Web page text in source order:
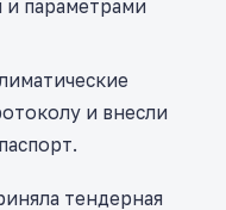
параметрами
и внесли
тендерная